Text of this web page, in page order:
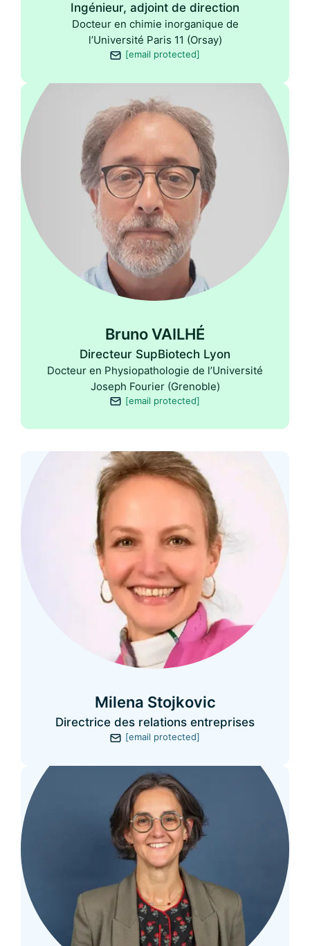
Ingénieur, adjoint de direction
Docteur en chimie inorganique de
l’Université Paris 11 (Orsay)
[email protected]
Bruno VAILHÉ
Directeur SupBiotech Lyon
Docteur en Physiopathologie de l’Université
Joseph Fourier (Grenoble)
[email protected]
Milena Stojkovic
Directrice des relations entreprises
[email protected]